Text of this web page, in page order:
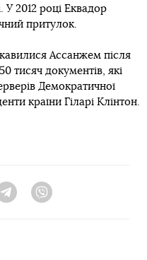
У 2012 році Еквадор
притулок.
Ассанжем після
тисяч документів, які
Демократичної
країни Гіларі Клінтон.
Telegram